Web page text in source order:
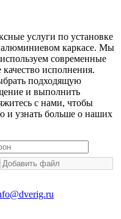
услуги по установке
алюминиевом каркасе. Мы
современные
исполнения.
подходящую
и выполнить
с нами, чтобы
и узнать больше о наших